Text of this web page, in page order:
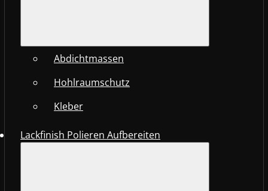
Abdichtmassen
Hohlraumschutz
Kleber
Lackfinish Polieren Aufbereiten